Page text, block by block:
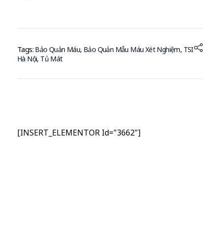
Tags: Bảo Quản Máu, Bảo Quản Mẫu Máu Xét Nghiệm, TSI
Hà Nội, Tủ Mát
[INSERT_ELEMENTOR Id="3662"]